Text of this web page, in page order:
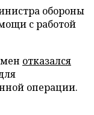
обороны
с работой
отказался
операции.